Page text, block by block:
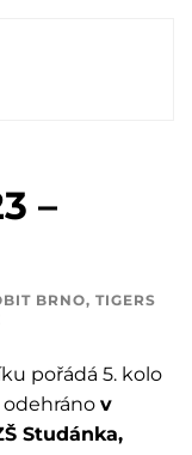
–
BRNO, TIGERS
pořádá 5. kolo
v
Studánka,